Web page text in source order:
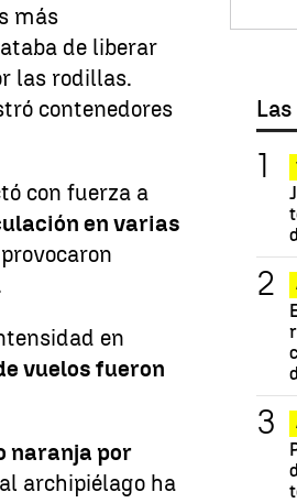
más
de liberar
las rodillas.
contenedores
con fuerza a
en varias
en
vuelos fueron
naranja por
archipiélago ha